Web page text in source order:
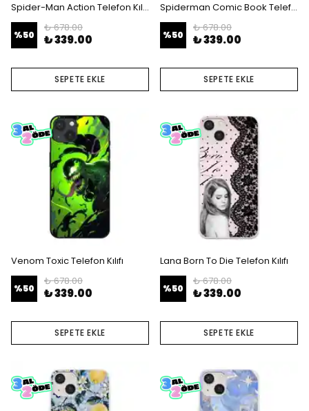
Spider-Man Action Telefon Kılıfı
%50
₺ 678.00
₺ 339.00
SEPETE EKLE
Spiderman Comic Book Telefon Kılıfı
%50
₺ 678.00
₺ 339.00
SEPETE EKLE
Venom Toxic Telefon Kılıfı
%50
₺ 678.00
₺ 339.00
SEPETE EKLE
Lana Born To Die Telefon Kılıfı
%50
₺ 678.00
₺ 339.00
SEPETE EKLE